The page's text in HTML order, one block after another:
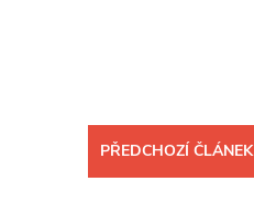
PŘEDCHOZÍ ČLÁNEK